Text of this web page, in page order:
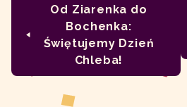
Od Ziarenka do
Bochenka:
Świętujemy Dzień
Chleba!